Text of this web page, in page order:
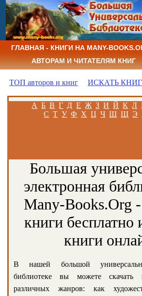
ГЛАВНАЯ - КНИГИ НА MANY-
АВТОРАМ И ЧИТАТЕЛЯМ КНИГ
ТОП авторов и книг ИСКАТЬ
А Б В Г Д Е Ж З И Й К Л
С Т У Ф Х Ц Ч Ш Щ Э
Большая
электронная
Many-Books.Org -
книги бесплатно
книги
В нашей большой
библиотеке вы можете скачать
различных жанров: как